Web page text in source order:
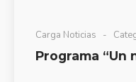
Carga Noticias
Programa “Un